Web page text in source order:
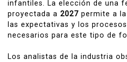
infantiles. La elección de una
proyectada a 2027 permite a
las expectativas y los
necesarios para este tipo de
Los analistas de la industria